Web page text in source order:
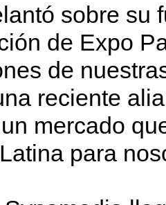
sobre su
de Expo
de
reciente
mercado
para